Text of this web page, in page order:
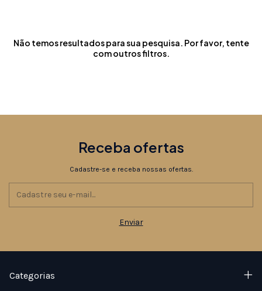
Não temos resultados para sua pesquisa. Por favor, tente
com outros filtros.
Receba ofertas
Cadastre-se e receba nossas ofertas.
Categorias